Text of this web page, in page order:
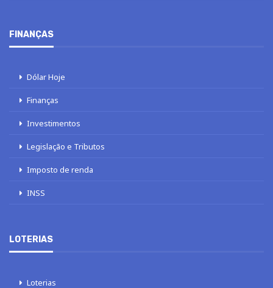
FINANÇAS
Dólar Hoje
Finanças
Investimentos
Legislação e Tributos
Imposto de renda
INSS
LOTERIAS
Loterias